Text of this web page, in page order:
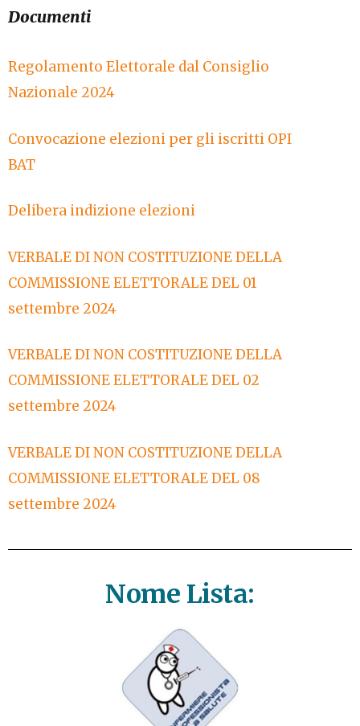
Documenti
Regolamento Elettorale dal Consiglio
Nazionale 2024
Convocazione elezioni per gli iscritti OPI
BAT
Delibera indizione elezioni
VERBALE DI NON COSTITUZIONE DELLA
COMMISSIONE ELETTORALE DEL 01
settembre 2024
VERBALE DI NON COSTITUZIONE DELLA
COMMISSIONE ELETTORALE DEL 02
settembre 2024
VERBALE DI NON COSTITUZIONE DELLA
COMMISSIONE ELETTORALE DEL 08
settembre 2024
Nome Lista: